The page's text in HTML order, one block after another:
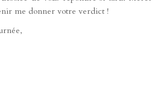
me donner votre verdict !